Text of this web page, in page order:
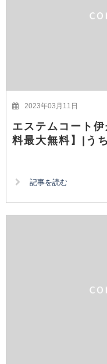
2023年03月11日
エステムコート
料最大無料】|う
記事を読む